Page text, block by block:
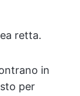
retta.
in
per